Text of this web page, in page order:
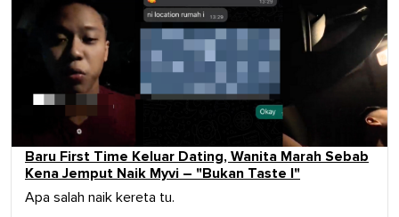
Baru First Time Keluar Dating, Wanita Marah Sebab
Kena Jemput Naik Myvi – "Bukan Taste I"
Apa salah naik kereta tu.